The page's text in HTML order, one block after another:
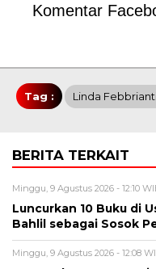
Komentar
Tag : Linda
BERITA TERKAIT
Minggu, 9 Agustus 2026 - 12:10
Luncurkan 10 Buku di
Bahlil sebagai Sosok
Minggu, 9 Agustus 2026 - 12:08